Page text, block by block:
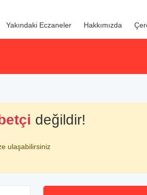
Yakındaki Eczaneler Hakkımızda
değildir!
ulaşabilirsiniz